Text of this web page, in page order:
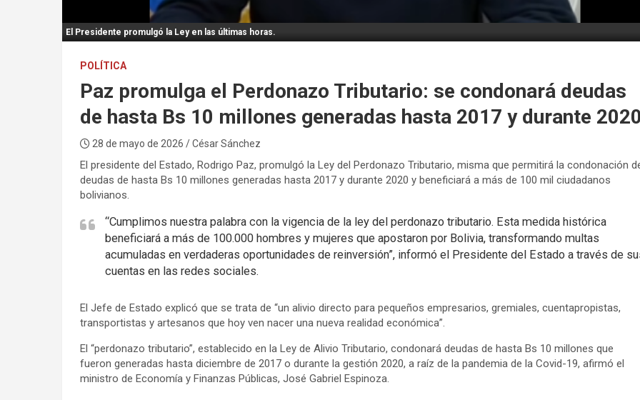
El Presidente promulgó la Ley en las últimas horas.
POLÍTICA
Paz promulga el Perdonazo Tributario: se condonará deudas
de hasta Bs 10 millones generadas hasta 2017 y durante 2020
28 de mayo de 2026 / César Sánchez
El presidente del Estado, Rodrigo Paz, promulgó la Ley del Perdonazo Tributario, misma que permitirá la condonación
deudas de hasta Bs 10 millones generadas hasta 2017 y durante 2020 y beneficiará a más de 100 mil ciudadanos
bolivianos.
“Cumplimos nuestra palabra con la vigencia de la ley del perdonazo tributario. Esta medida histórica
beneficiará a más de 100.000 hombres y mujeres que apostaron por Bolivia, transformando multas
acumuladas en verdaderas oportunidades de reinversión”, informó el Presidente del Estado a través de
cuentas en las redes sociales.
El Jefe de Estado explicó que se trata de “un alivio directo para pequeños empresarios, gremiales, cuentapropistas,
transportistas y artesanos que hoy ven nacer una nueva realidad económica”.
El “perdonazo tributario”, establecido en la Ley de Alivio Tributario, condonará deudas de hasta Bs 10 millones que
fueron generadas hasta diciembre de 2017 o durante la gestión 2020, a raíz de la pandemia de la Covid-19, afirmó el
ministro de Economía y Finanzas Públicas, José Gabriel Espinoza.